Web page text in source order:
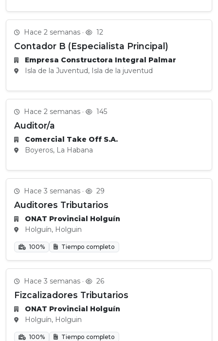
Hace 2 semanas · 12
Contador B (Especialista Principal)
Empresa Constructora Integral Palmar
Isla de la Juventud, Isla de la juventud
Hace 2 semanas · 145
Auditor/a
Comercial Take Off S.A.
Boyeros, La Habana
Hace 3 semanas · 29
Auditores Tributarios
ONAT Provincial Holguín
Holguín, Holguin
100% Tiempo completo
Hace 3 semanas · 26
Fizcalizadores Tributarios
ONAT Provincial Holguín
Holguín, Holguin
100% Tiempo completo